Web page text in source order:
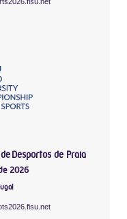
Desportos de Praia
2026